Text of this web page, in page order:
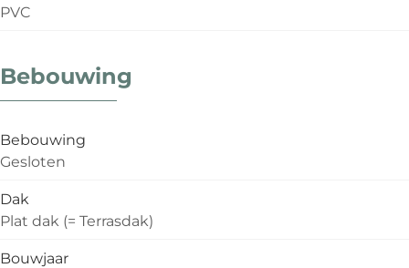
PVC
Bebouwing
Bebouwing
Gesloten
Dak
Plat dak (= Terrasdak)
Bouwjaar